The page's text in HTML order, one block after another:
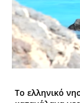
Το ελληνικό